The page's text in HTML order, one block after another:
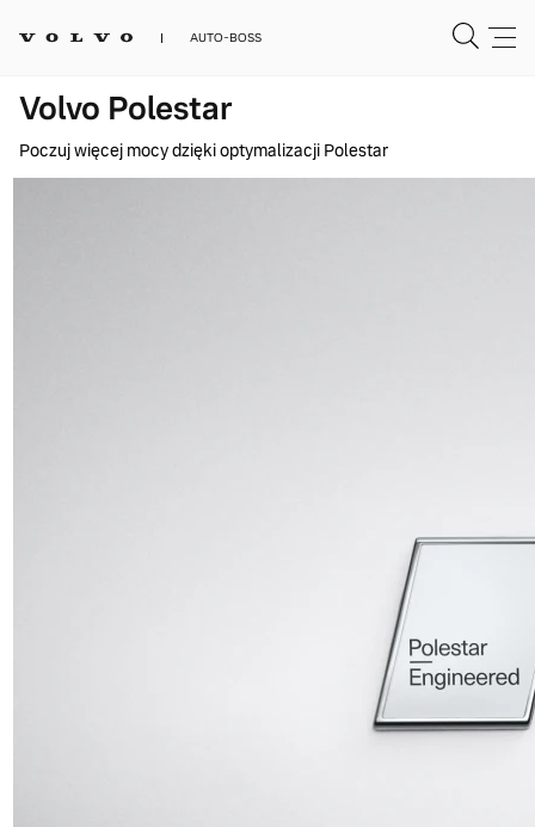
AUTO-BOSS
Volvo Polestar
Poczuj więcej mocy dzięki optymalizacji Polestar